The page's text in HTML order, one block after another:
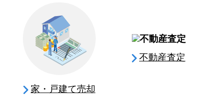
家・戸建て売却
不動産査定